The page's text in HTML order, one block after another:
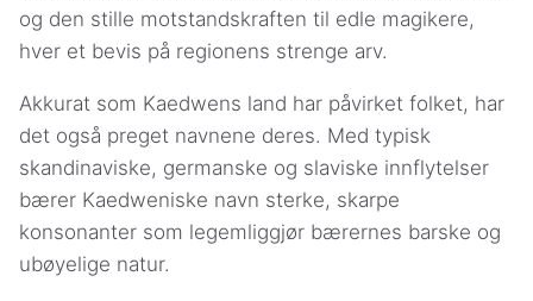
og den stille motstandskraften til edle magikere,
hver et bevis på regionens strenge arv.
Akkurat som Kaedwens land har påvirket folket, har
det også preget navnene deres. Med typisk
skandinaviske, germanske og slaviske innflytelser
bærer Kaedweniske navn sterke, skarpe
konsonanter som legemliggjør bærernes barske og
ubøyelige natur.